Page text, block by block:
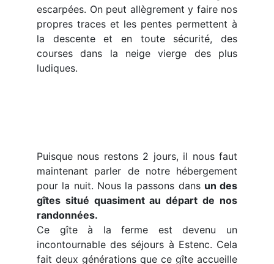
escarpées. On peut allègrement y faire nos
propres traces et les pentes permettent à
la descente et en toute sécurité, des
courses dans la neige vierge des plus
ludiques.
Puisque nous restons 2 jours, il nous faut
maintenant parler de notre hébergement
pour la nuit. Nous la passons dans un des
gîtes situé quasiment au départ de nos
randonnées.
Ce gîte à la ferme est devenu un
incontournable des séjours à Estenc. Cela
fait deux générations que ce gîte accueille